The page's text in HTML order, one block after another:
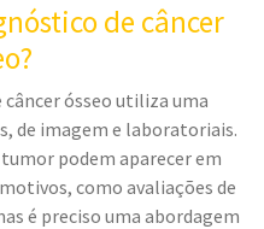
de câncer
ósseo utiliza uma
de imagem e laboratoriais.
podem aparecer em
como avaliações de
é preciso uma abordagem